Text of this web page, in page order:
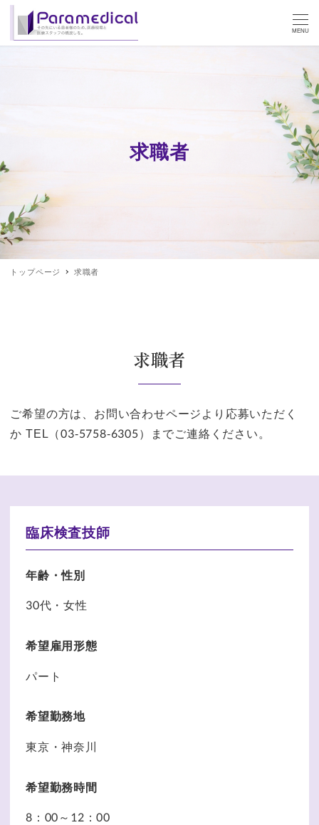
MENU
求職者
トップページ 求職者
求職者
ご希望の方は、お問い合わせページより応募いただく
か TEL（03-5758-6305）までご連絡ください。
臨床検査技師
年齢・性別
30代・女性
希望雇用形態
パート
希望勤務地
東京・神奈川
希望勤務時間
8：00～12：00